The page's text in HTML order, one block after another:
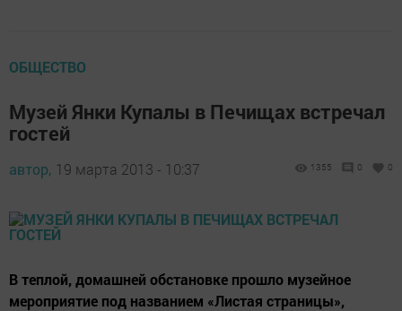
ОБЩЕСТВО
Музей Янки Купалы в Печищах встречал
гостей
автор, 19 марта 2013 - 10:37 1355 0 0
В теплой, домашней обстановке прошло музейное
мероприятие под названием «Листая страницы»,